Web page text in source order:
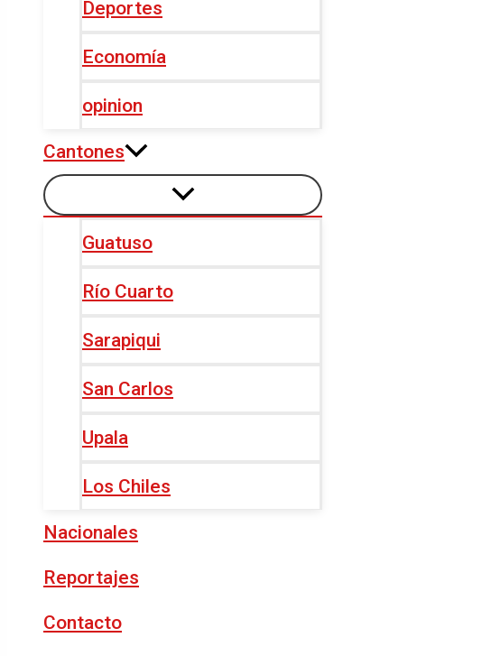
Deportes
Economía
opinion
Cantones
Guatuso
Río Cuarto
Sarapiqui
San Carlos
Upala
Los Chiles
Nacionales
Reportajes
Contacto